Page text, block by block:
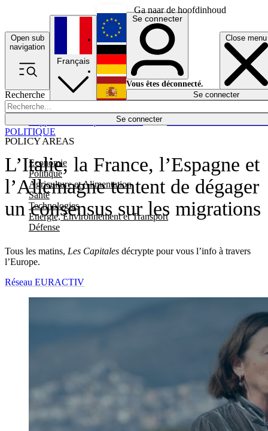
Ga naar de hoofdinhoud
Open sub
navigation
Close menu
Recherche
Se connecter
POLICY AREAS
Economie
Politique
Agriculture et Alimentation
Santé
Technologies
Energie, Environnement et Transport
Défense
Économie
Français
English
Deutsch
Español
Se connecter
Vous êtes déconnecté.
Se connecter
L’Italie, la France, l’Espagne et
l’Allemagne tentent de dégager
un consensus sur les migrations
Tous les matins, Les Capitales décrypte pour vous l’info à travers
l’Europe.
POLITIQUE
Réseau EURACTIV